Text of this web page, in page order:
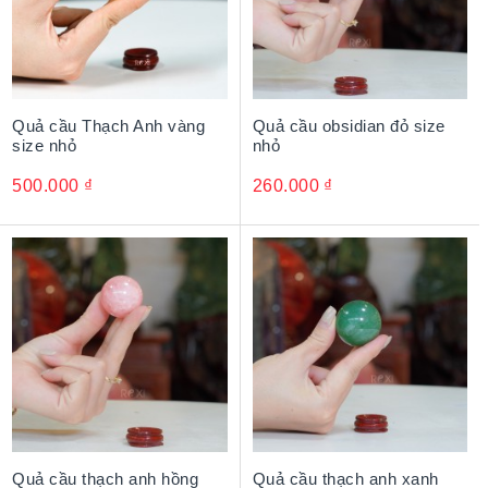
Quả cầu Thạch Anh vàng
size nhỏ
500.000 ₫
Quả cầu obsidian đỏ size
nhỏ
260.000 ₫
Quả cầu thạch anh hồng
Quả cầu thạch anh xanh